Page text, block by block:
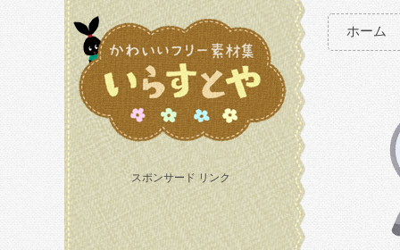
スポンサード リンク
ホーム